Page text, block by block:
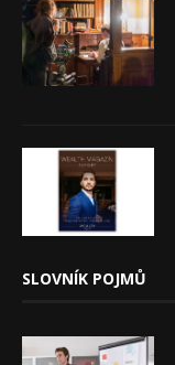
SLOVNÍK POJMŮ